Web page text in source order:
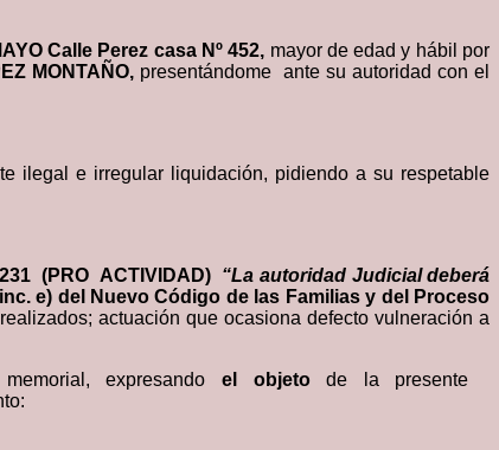
Calle Perez casa Nº 452, mayor de edad y hábil por
MONTAÑO, presentándome ante su autoridad con el
ilegal e irregular liquidación, pidiendo a su respetable
(PRO ACTIVIDAD) “La autoridad Judicial deberá
e) del Nuevo Código de las Familias y del Proceso
actuación que ocasiona defecto vulneración a
memorial, expresando el objetode la presente